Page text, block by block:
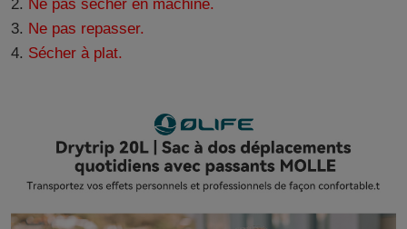
2. Ne pas sécher en machine.
3. Ne pas repasser.
4. Sécher à plat.